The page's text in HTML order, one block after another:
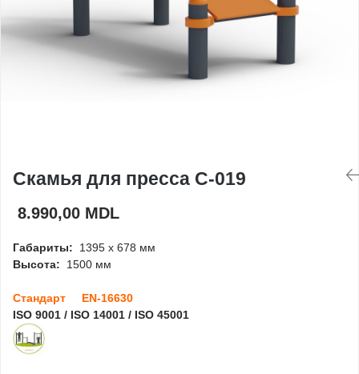
Игровые домики
Детские столики и
Оборудование для
Павильоны для детских
Скамья для пресса C-019
8.990,00 MDL
Габариты: 1395 x 678 мм
Высота: 1500 мм
Стандарт EN-16630
ISO 9001 / ISO 14001 / ISO 45001